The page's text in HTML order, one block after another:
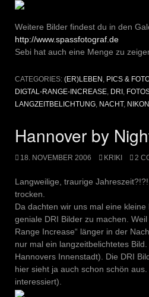
Weitere Bilder findest du in den
http://www.spassfotograf.de
Sebi hat auch eine Menge zu
CATEGORIES: (ER)LEBEN , PICS &
DIGTAL-RANGE-INCREASE, DRI ,
LANGZEITBELICHTUNG, NACHT, NIKON
Hannover by
18. NOVEMBER 2006 KRIKI 2
Langweilige, traurige
trocken.
Da dachten wir uns mal eine
geniale DRI Bilder zu machen.
Range Increase“ länger in der
nur mal ein langzeitbelichtetes
Hannovers Innenstadt). Die DRI
hier sieht ja auch schon schön
interessiert).